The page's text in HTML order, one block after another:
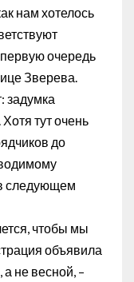
нам хотелось
очередь
Зверева.
задумка
тут очень
до
следующем
чтобы мы
объявила
не весной, –